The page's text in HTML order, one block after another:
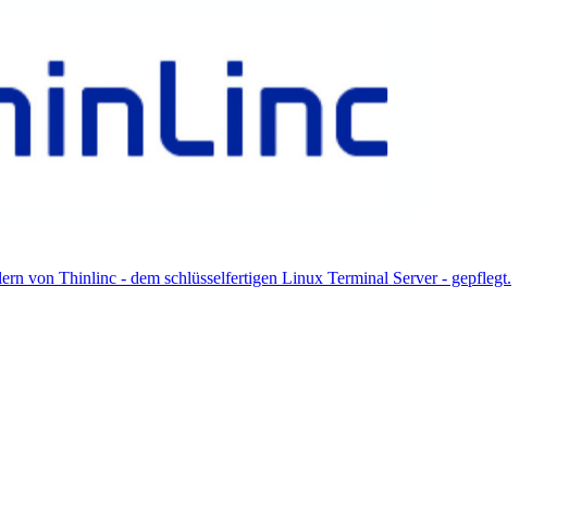
von Thinlinc - dem schlüsselfertigen Linux Terminal Server - gepflegt.